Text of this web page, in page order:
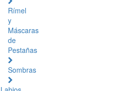
Rímel
y
Máscaras
de
Pestañas
Sombras